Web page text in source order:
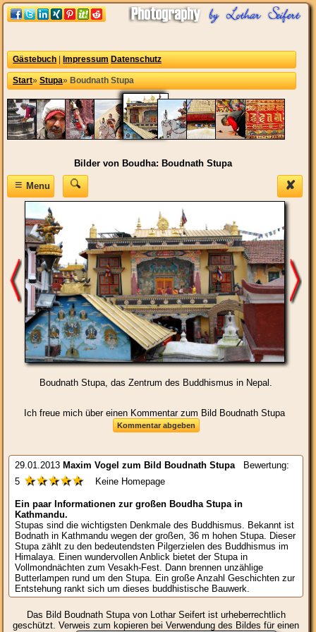
Gästebuch Impressum Datenschutz
Start» Stupa» Boudnath Stupa
Bilder von Boudha: Boudnath Stupa
✘
≡Menu
Boudnath Stupa, das Zentrum des Buddhismus in Nepal.
Ich freue mich über einen Kommentar zum Bild Boudnath Stupa
29.01.2013 Maxim Vogel zum Bild Boudnath Stupa Bewertung:
5 ★★★★★ Keine Homepage
Ein paar Informationen zur großen Boudha Stupa in
Kathmandu.
Stupas sind die wichtigsten Denkmale des Buddhismus. Bekannt ist
Bodnath in Kathmandu wegen der großen, 36 m hohen Stupa. Dieser
Stupa zählt zu den bedeutendsten Pilgerzielen des Buddhismus im
Himalaya. Einen wundervollen Anblick bietet der Stupa in
Vollmondnächten zum Vesakh-Fest. Dann brennen unzählige
Butterlampen rund um den Stupa. Ein große Anzahl Geschichten zur
Entstehung rankt sich um dieses buddhistische Bauwerk.
Das Bild Boudnath Stupavon Lothar Seifert ist urheberrechtlich
geschützt. Verweis zum kopieren bei Verwendung des Bildes für einen